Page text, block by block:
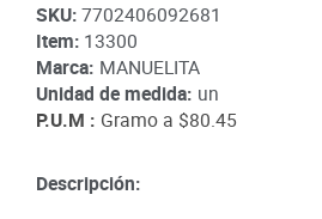
SKU:7702406092681
Item: 13300
Marca: MANUELITA
Unidad de medida: un
P.U.M : Gramo a $80.45
Descripción: